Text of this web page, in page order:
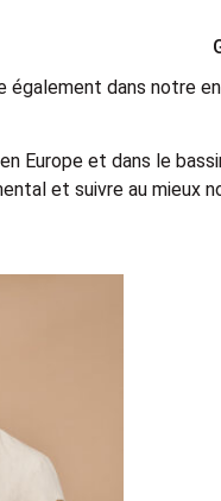
dans notre
Europe et dans le
et suivre au mieux